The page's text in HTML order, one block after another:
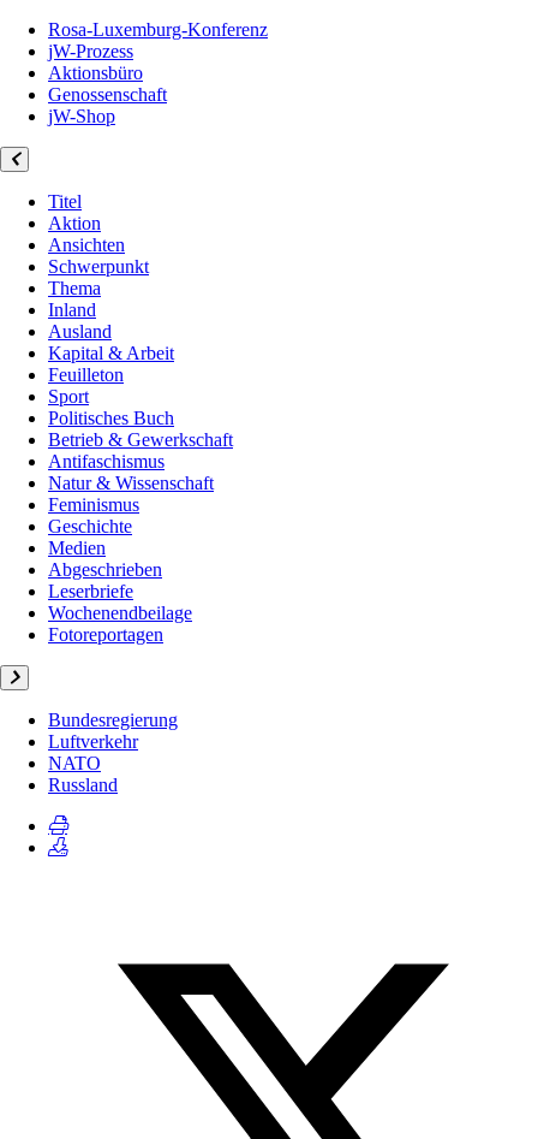
Rosa-Luxemburg-Konferenz
jW-Prozess
Aktionsbüro
Genossenschaft
jW-Shop
Titel
Aktion
Ansichten
Schwerpunkt
Thema
Inland
Ausland
Kapital & Arbeit
Feuilleton
Sport
Politisches Buch
Betrieb & Gewerkschaft
Antifaschismus
Natur & Wissenschaft
Feminismus
Geschichte
Medien
Abgeschrieben
Leserbriefe
Wochenendbeilage
Fotoreportagen
Bundesregierung
Luftverkehr
NATO
Russland